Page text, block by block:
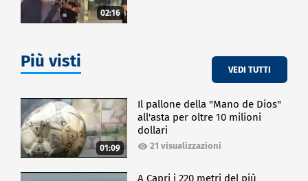
02:16
Più visti VEDI TUTTI
01:09
Il pallone della "Mano de Dios"
all'asta per oltre 10 milioni
dollari
21 visualizzazioni
A Capri i 220 metri del più